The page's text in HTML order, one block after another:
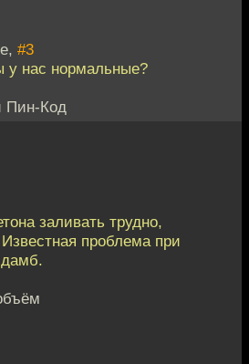
#3
у нас нормальные?
Пин-Код
заливать трудно,
проблема при